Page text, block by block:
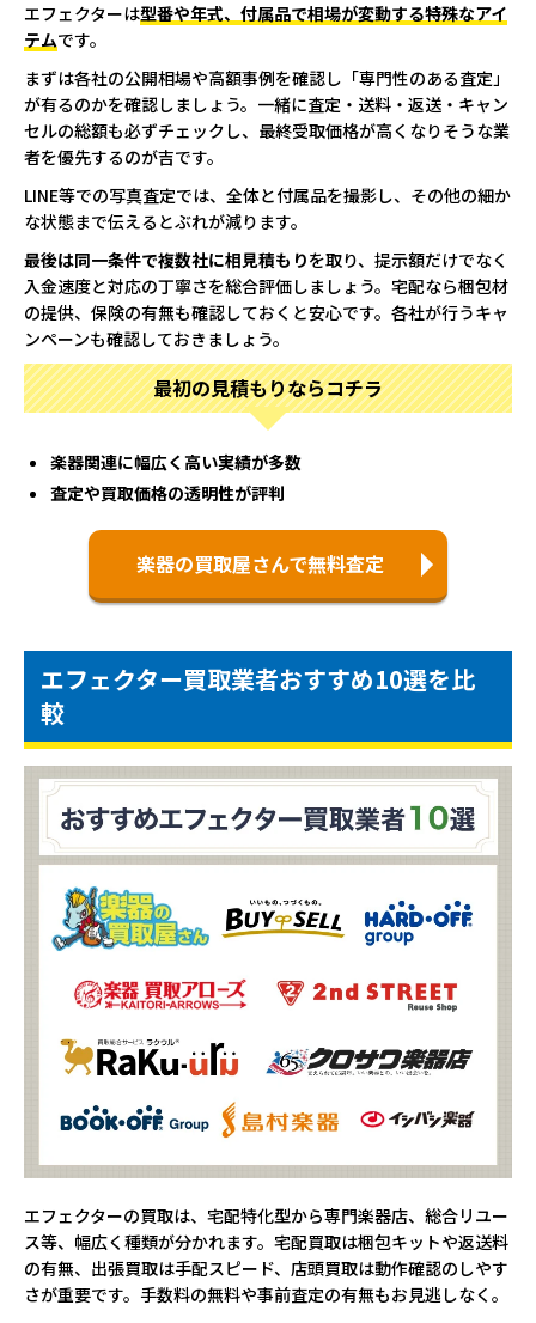
エフェクターは型番や年式、付属品で相場が変動する特殊なアイ
テムです。
まずは各社の公開相場や高額事例を確認し「専門性のある査定」
が有るのかを確認しましょう。一緒に査定・送料・返送・キャン
セルの総額も必ずチェックし、最終受取価格が高くなりそうな業
者を優先するのが吉です。
LINE等での写真査定では、全体と付属品を撮影し、その他の細か
な状態まで伝えるとぶれが減ります。
最後は同一条件で複数社に相見積もりを取り、提示額だけでなく
入金速度と対応の丁寧さを総合評価しましょう。宅配なら梱包材
の提供、保険の有無も確認しておくと安心です。各社が行うキャ
ンペーンも確認しておきましょう。
最初の見積もりならコチラ
楽器関連に幅広く高い実績が多数
査定や買取価格の透明性が評判
楽器の買取屋さんで無料査定
エフェクター買取業者おすすめ10選を比
較
エフェクターの買取は、宅配特化型から専門楽器店、総合リユー
ス等、幅広く種類が分かれます。宅配買取は梱包キットや返送料
の有無、出張買取は手配スピード、店頭買取は動作確認のしやす
さが重要です。手数料の無料や事前査定の有無もお見逃しなく。